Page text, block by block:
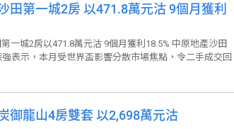
田第一城2房 以471.8萬元沽 9個月獲利
一城2房以471.8萬元沽 9個月獲利18.5% 中原地產沙田
表示，本月受世界盃影響分散市場焦點，令二手成交回
御龍山4房雙套 以2,698萬元沽